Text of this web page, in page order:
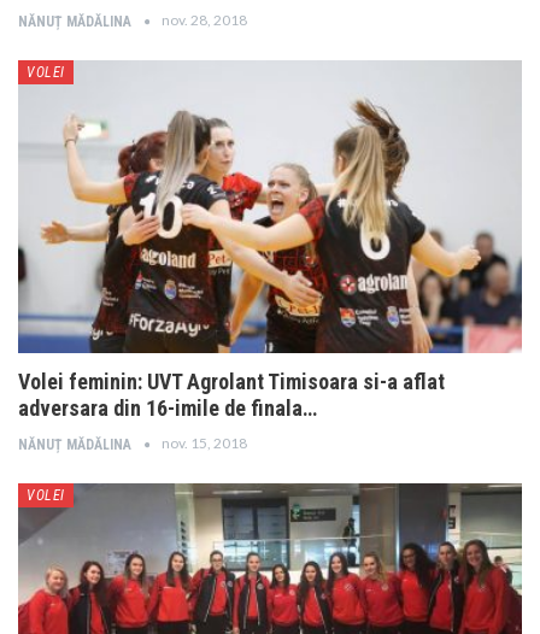
NĂNUȚ MĂDĂLINA nov. 28, 2018
VOLEI
Volei feminin: UVT Agrolant Timisoara si-a aflat
adversara din 16-imile de finala…
NĂNUȚ MĂDĂLINA nov. 15, 2018
VOLEI